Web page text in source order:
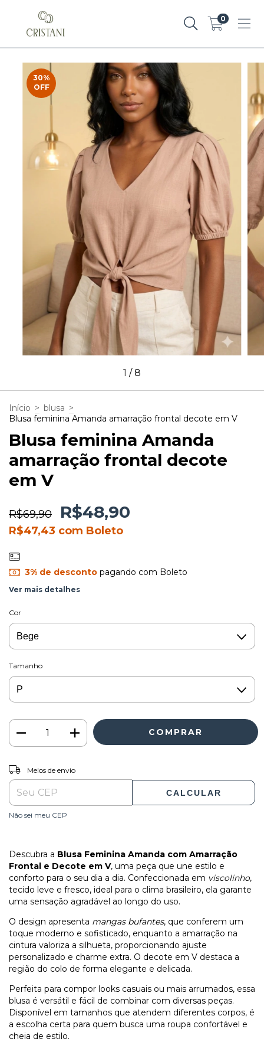
0
30%
OFF
1 /8
Início > blusa >
Blusa feminina Amanda amarração frontal decote em V
Blusa feminina Amanda
amarração frontal decote
em V
R$69,90 R$48,90
R$47,43 com Boleto
3% de descontopagando com Boleto
Ver mais detalhes
Cor
Tamanho
Entregas para o CEP:
Meios de envio
CALCULAR
Não sei meu CEP
Descubra a Blusa Feminina Amanda com Amarração
Frontal e Decote em V, uma peça que une estilo e
conforto para o seu dia a dia. Confeccionada em viscolinho,
tecido leve e fresco, ideal para o clima brasileiro, ela garante
uma sensação agradável ao longo do uso.
O design apresenta mangas bufantes, que conferem um
toque moderno e sofisticado, enquanto a amarração na
cintura valoriza a silhueta, proporcionando ajuste
personalizado e charme extra. O decote em V destaca a
região do colo de forma elegante e delicada.
Perfeita para compor looks casuais ou mais arrumados, essa
blusa é versátil e fácil de combinar com diversas peças.
Disponível em tamanhos que atendem diferentes corpos, é
a escolha certa para quem busca uma roupa confortável e
cheia de estilo.